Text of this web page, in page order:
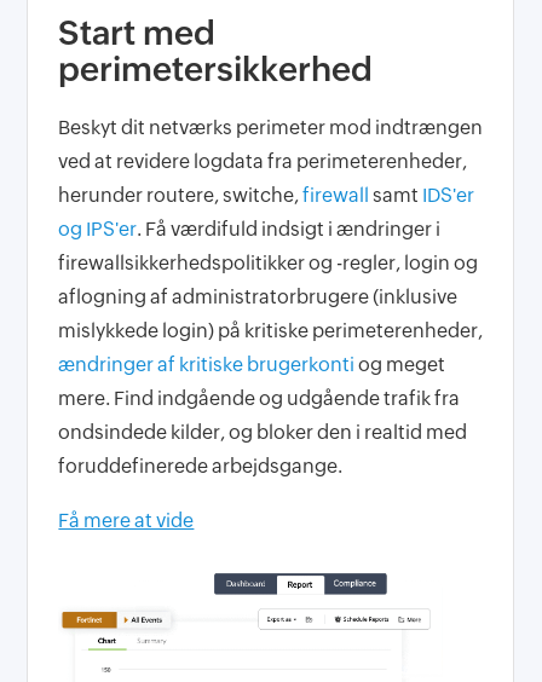
Start med
perimetersikkerhed
Beskyt dit netværks perimeter mod indtrængen
ved at revidere logdata fra perimeterenheder,
herunder routere, switche,firewall samt IDS'er
og IPS'er. Få værdifuld indsigt i ændringer i
firewallsikkerhedspolitikker og -regler, login og
aflogning af administratorbrugere (inklusive
mislykkede login) på kritiske perimeterenheder,
ændringer af kritiske brugerkonti og meget
mere. Find indgående og udgående trafik fra
ondsindede kilder, og bloker den i realtid med
foruddefinerede arbejdsgange.
Få mere at vide